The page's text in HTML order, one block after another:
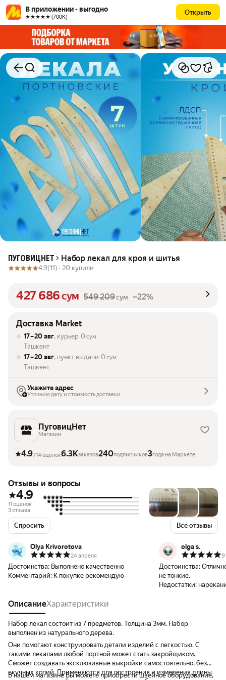
В приложении - выгодно
★★★★★ (700К)
Открыть
ПУГОВИЦНЕТ Набор лекал для кроя и шитья
4.9(11) · 20 купили
427 686сум 549 209сум –22%
Доставка Market
17 – 20 авг, курьер 0 сум
Ташкент
17 – 20 авг, пункт выдачи 0 сум
Ташкент
Укажите адрес
Уточним дату и стоимость доставки
ПуговицНет
Магазин
4.9714 оценок6.3Kзаказов240подписчиков3года на Маркете
Отзывы и вопросы
4.9
11 оценок
3 отзыва
Спросить Все отзывы
Olya Krivorotova
24 апреля
Достоинства: Выполнено качественно
Комментарий: К покупке рекомендую
olga s.
9
Достоинства:
не тонкие.
Недостатки:
ОписаниеХарактеристики
Набор лекал состоит из 7 предметов. Толщина 3мм. Набор
выполнен из натурального дерева.
Они помогают конструировать детали изделий с легкостью. С
такими лекалами любой портной может стать закройщиком.
Сможет создавать эксклюзивные выкройки самостоятельно, без
скучных копий. Применяются для построения и измерения длины
В нашем магазине Вы можете приобрести швейное оборудование,